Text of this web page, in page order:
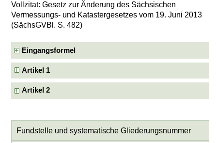
Vollzitat: Gesetz zur Änderung des Sächsischen
Vermessungs- und Katastergesetzes vom 19. Juni 2013
(SächsGVBl. S. 482)
Eingangsformel
Artikel 1
Artikel 2
Fundstelle und systematische Gliederungsnummer